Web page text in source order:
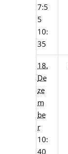
7:5
5
10:
35
18.
De
ze
m
be
r
10:
40